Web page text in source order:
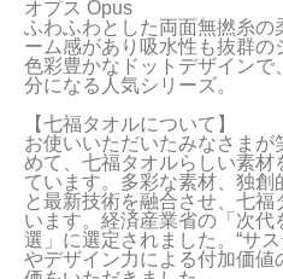
店舗リスト
ヘルプ
規約
大量購入・法人向けの購入の方は
お問い
オプス Opus
ふわふわとした両面無撚糸の
ーム感があり吸水性も抜群の
色彩豊かなドットデザイン
分になる人気シリーズ。
【七福タオルについて】
お使いいただいたみなさま
めて、七福タオルらしい素材
ています。多彩な素材、独
と最新技術を融合させ、七
います。経済産業省の「次
選」に選定されました。“サ
やデザイン力による付加価値